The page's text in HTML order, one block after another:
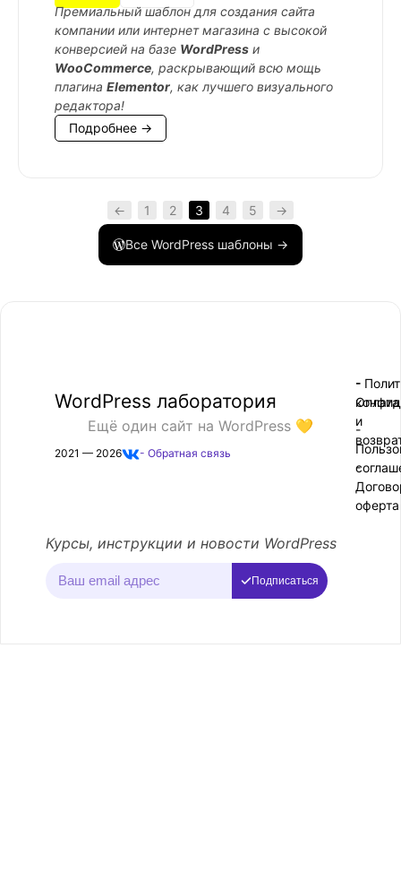
Премиальный шаблон для создания сайта
компании или интернет магазина с высокой
конверсией на базе WordPress и
WooCommerce, раскрывающий всю мощь
плагина Elementor, как лучшего визуального
редактора!
Подробнее →
← 1 2 3 4 5 →
Все WordPress шаблоны →
WordPress лаборатория
Ещё один сайт на WordPress 💛
2021 — 2026 - Обратная связь
-
-
-
Оплата
и
-
оферта
Курсы, инструкции и новости WordPress
Подписаться